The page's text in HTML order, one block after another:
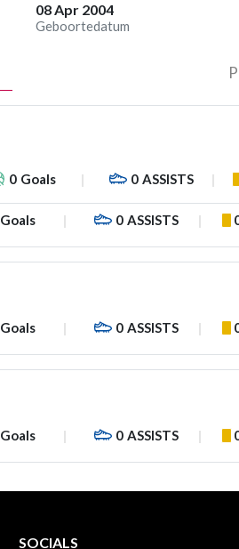
08 Apr 2004
Geboortedatum
0 Goals 0 ASSISTS
Goals 0 ASSISTS
Goals 0 ASSISTS
Goals 0 ASSISTS
SOCIALS